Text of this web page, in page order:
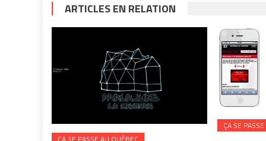
ARTICLES EN RELATION
ÇA SE PASSE AU QUÉBEC
ÇA SE